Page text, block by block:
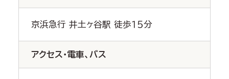
京浜急行 井土ヶ谷駅 徒歩１５分
アクセス・電車、バス